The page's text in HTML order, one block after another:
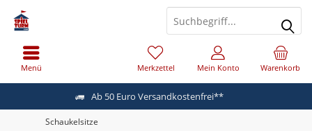
Ab 50 Euro Versandkostenfrei**
Menü Warenkorb
Merkzettel Mein Konto
Schaukelsitze